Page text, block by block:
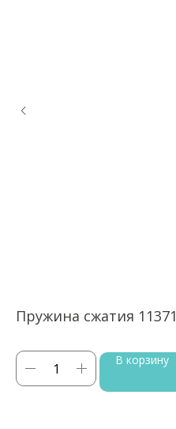
Пружина сжатия 11371
В корзину